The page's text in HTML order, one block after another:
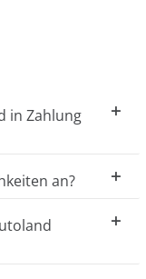
in Zahlung
an?